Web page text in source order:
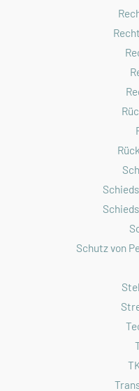
Schutz von